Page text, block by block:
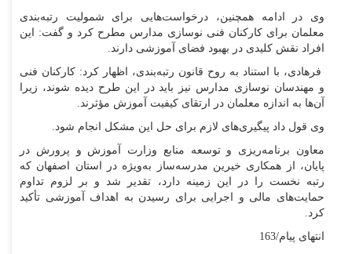
وی در ادامه همچنین، درخواست‌هایی برای شمولیت رتبه‌بندی
معلمان برای کارکنان فنی نوسازی مدارس مطرح کرد و گفت: این
افراد نقش کلیدی در بهبود فضای آموزشی دارند.
فرهادی، با استناد به روح قانون رتبه‌بندی، اظهار کرد: کارکنان فنی
و مهندسان نوسازی مدارس نیز باید در این طرح دیده شوند، زیرا
آن‌ها به اندازه معلمان در ارتقای کیفیت آموزش مؤثرند.
وی قول داد پیگیری‌های لازم برای حل این مشکل انجام شود.
معاون برنامه‌ریزی و توسعه منابع وزارت آموزش و پرورش در
پایان، از همکاری خیرین مدرسه‌ساز به‌ویژه در استان اصفهان که
رتبه نخست را در این زمینه دارد، تقدیر شد و بر لزوم تداوم
حمایت‌های مالی و اجرایی برای رسیدن به اهداف آموزشی تأکید
کرد.
انتهای پیام/163